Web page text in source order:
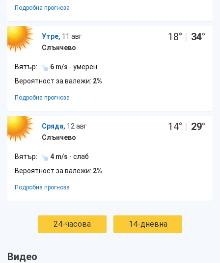
Подробна прогноза
Утре, 11 авг
Слънчево
18° | 34°
Вятър: 6 m/s - умерен
Вероятност за валежи: 2%
Подробна прогноза
Сряда, 12 авг
Слънчево
14° | 29°
Вятър: 4 m/s - слаб
Вероятност за валежи: 2%
Подробна прогноза
24-часова 14-дневна
Видео